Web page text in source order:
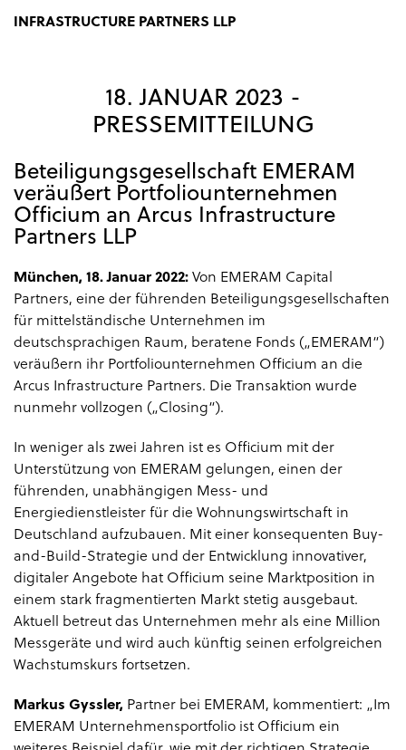
NFRASTRUCTURE PARTNERS LLP
18. JANUAR 2023 -
PRESSEMITTEILUNG
Beteiligungsgesellschaft EMERAM
veräußert Portfoliounternehmen
Officium an Arcus Infrastructure
Partners LLP
München, 18. Januar 2022: Von EMERAM Capital
Partners, eine der führenden Beteiligungsgesellschaften
für mittelständische Unternehmen im
deutschsprachigen Raum, beratene Fonds („EMERAM“)
veräußern ihr Portfoliounternehmen Officium an die
Arcus Infrastructure Partners. Die Transaktion wurde
nunmehr vollzogen („Closing“).
In weniger als zwei Jahren ist es Officium mit der
Unterstützung von EMERAM gelungen, einen der
führenden, unabhängigen Mess- und
Energiedienstleister für die Wohnungswirtschaft in
Deutschland aufzubauen. Mit einer konsequenten Buy-
and-Build-Strategie und der Entwicklung innovativer,
digitaler Angebote hat Officium seine Marktposition in
einem stark fragmentierten Markt stetig ausgebaut.
Aktuell betreut das Unternehmen mehr als eine Million
Messgeräte und wird auch künftig seinen erfolgreichen
Wachstumskurs fortsetzen.
Markus Gyssler, Partner bei EMERAM, kommentiert: „Im
EMERAM Unternehmensportfolio ist Officium ein